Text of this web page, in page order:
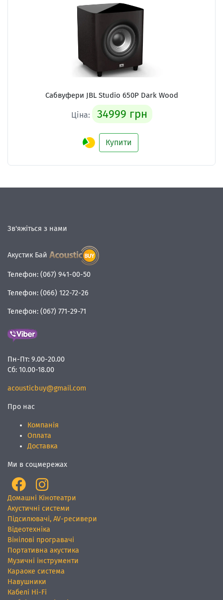
Сабвуфери JBL Studio 650P Dark Wood
Ціна: 34999 грн
Купити
Зв'яжіться з нами
Акустик Бай
Телефон: (067) 941-00-50
Телефон: (066) 122-72-26
Телефон: (067) 771-29-71
Пн-Пт: 9.00-20.00
Сб: 10.00-18.00
acousticbuy@gmail.com
Про нас
Компанія
Оплата
Доставка
Ми в соцмережах
Домашні Кінотеатри
Акустичні системи
Підсилювачі, AV-ресивери
Відеотехніка
Вінілові програвачі
Портативна акустика
Музичні інструменти
Караоке система
Навушники
Кабелі Hi-Fi